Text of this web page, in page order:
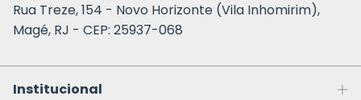
Rua Treze, 154 - Novo Horizonte (Vila Inhomirim),
Magé, RJ - CEP: 25937-068
Institucional